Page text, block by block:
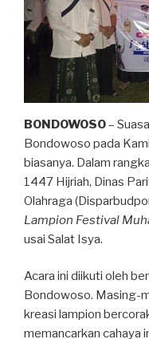
BONDOWOSO–
Bondowoso pada
biasanya. Dalam
1447 Hijriah, Dinas
Olahraga
Lampion Festival
usai Salat Isya.
Acara ini diikuti oleh
Bondowoso. Masing-
kreasi lampion
memancarkan cahaya